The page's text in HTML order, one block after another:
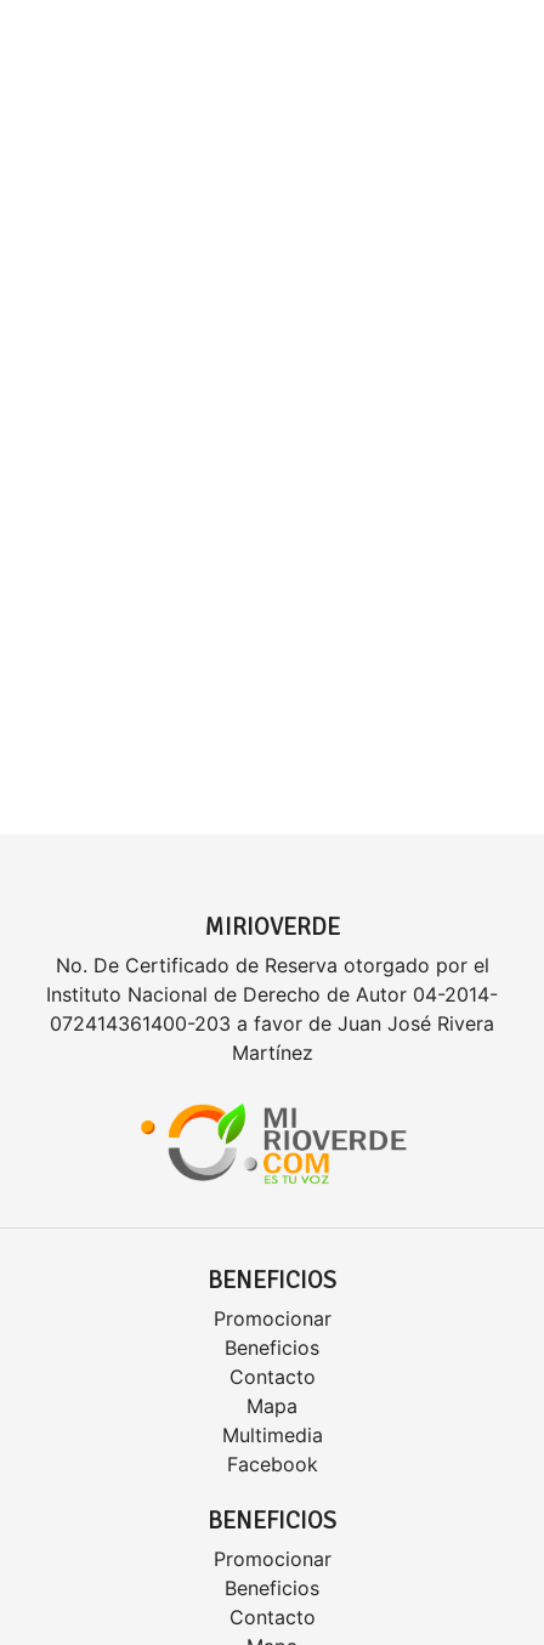
MIRIOVERDE
No. De Certificado de Reserva otorgado por el
Instituto Nacional de Derecho de Autor 04-2014-
072414361400-203 a favor de Juan José Rivera
Martínez
BENEFICIOS
Promocionar
Beneficios
Contacto
Mapa
Multimedia
Facebook
BENEFICIOS
Promocionar
Beneficios
Contacto